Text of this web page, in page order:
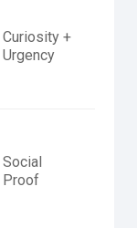
Curiosity +
Urgency
Social
Proof